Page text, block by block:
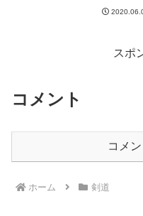
示されており、要熟読ですね。
トレーニング中心にして、防具
スポ
コメント
コメ
ホーム 剣道